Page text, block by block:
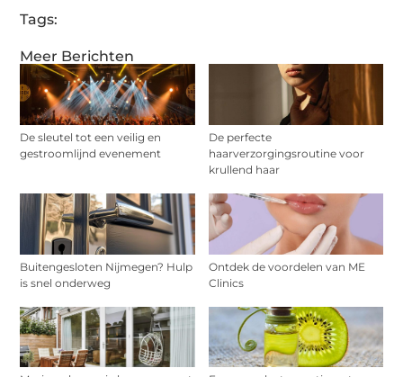
Meer Berichten
De sleutel tot een veilig en
gestroomlijnd evenement
De perfecte
haarverzorgingsroutine voor
krullend haar
Buitengesloten Nijmegen? Hulp
is snel onderweg
Ontdek de voordelen van ME
Clinics
Tags: